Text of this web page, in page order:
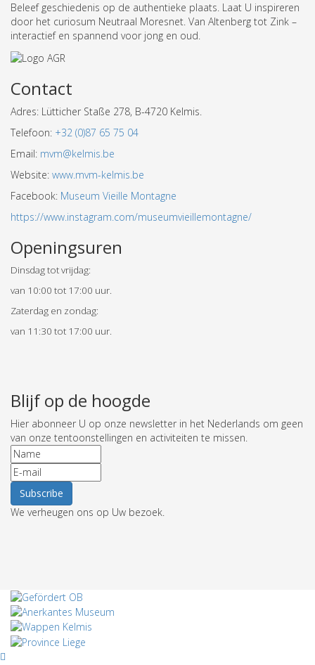
Beleef geschiedenis op de authentieke plaats. Laat U inspireren
door het curiosum Neutraal Moresnet. Van Altenberg tot Zink –
interactief en spannend voor jong en oud.
Contact
Adres: Lütticher Staße 278, B-4720 Kelmis.
Telefoon: +32 (0)87 65 75 04
Email: mvm@kelmis.be
Website: www.mvm-kelmis.be
Facebook: Museum Vieille Montagne
https://www.instagram.com/museumvieillemontagne/
Openingsuren
Dinsdag tot vrijdag:
van 10:00 tot 17:00 uur.
Zaterdag en zondag:
van 11:30 tot 17:00 uur.
Blijf op de hoogde
Hier abonneer U op onze newsletter in het Nederlands om geen
van onze tentoonstellingen en activiteiten te missen.
We verheugen ons op Uw bezoek.